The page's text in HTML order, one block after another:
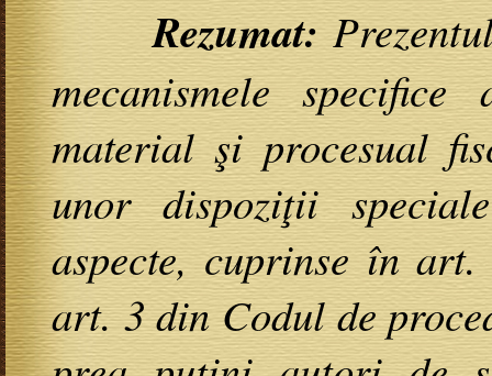
Rezumat:
mecanismele
material şi procesual
unor dispoziţii
aspecte, cuprinse în
art. 3 din Codul de